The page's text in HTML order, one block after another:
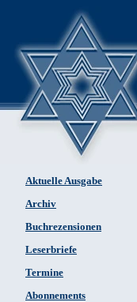
Aktuelle Ausgabe
Archiv
Buchrezensionen
Leserbriefe
Termine
Abonnements